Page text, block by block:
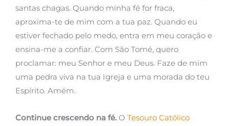
santas chagas. Quando minha fé for fraca,
aproxima-te de mim com a tua paz. Quando eu
estiver fechado pelo medo, entra em meu coração e
ensina-me a confiar. Com São Tomé, quero
proclamar: meu Senhor e meu Deus. Faze de mim
uma pedra viva na tua Igreja e uma morada do teu
Espírito. Amém.
Continue crescendo na fé.O Tesouro Católico